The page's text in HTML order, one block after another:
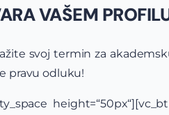
VAŠEM
svoj termin za
pravu odluku!